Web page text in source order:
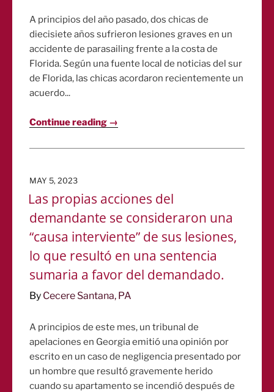
A principios del año pasado, dos chicas de
diecisiete años sufrieron lesiones graves en un
accidente de parasailing frente a la costa de
Florida. Según una fuente local de noticias del sur
de Florida, las chicas acordaron recientemente un
acuerdo...
Continue reading →
POSTED
MAY 5, 2023
Las propias acciones del
demandante se consideraron una
“causa interviente” de sus lesiones,
lo que resultó en una sentencia
sumaria a favor del demandado.
By Cecere Santana, PA
A principios de este mes, un tribunal de
apelaciones en Georgia emitió una opinión por
escrito en un caso de negligencia presentado por
un hombre que resultó gravemente herido
cuando su apartamento se incendió después de